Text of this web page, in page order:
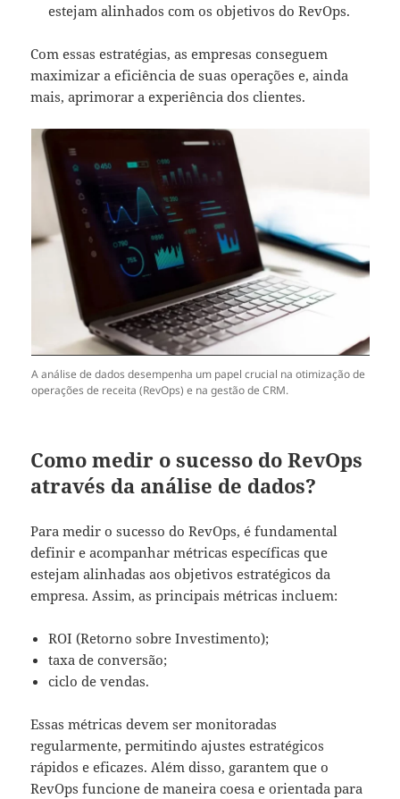
estejam alinhados com os objetivos do RevOps.
Com essas estratégias, as empresas conseguem
maximizar a eficiência de suas operações e, ainda
mais, aprimorar a experiência dos clientes.
A análise de dados desempenha um papel crucial na otimização de
operações de receita (RevOps) e na gestão de CRM.
Como medir o sucesso do RevOps
através da análise de dados?
Para medir o sucesso do RevOps, é fundamental
definir e acompanhar métricas específicas que
estejam alinhadas aos objetivos estratégicos da
empresa. Assim, as principais métricas incluem:
ROI (Retorno sobre Investimento);
taxa de conversão;
ciclo de vendas.
Essas métricas devem ser monitoradas
regularmente, permitindo ajustes estratégicos
rápidos e eficazes. Além disso, garantem que o
RevOps funcione de maneira coesa e orientada para